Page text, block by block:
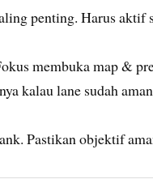
penting. Harus aktif
membuka map &
kalau lane sudah
Pastikan objektif